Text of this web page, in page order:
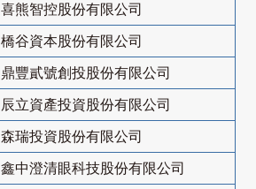
喜熊智控股份有限公司
橋谷資本股份有限公司
鼎豐貳號創投股份有限公司
辰立資產投資股份有限公司
森瑞投資股份有限公司
鑫中澄清眼科技股份有限公司